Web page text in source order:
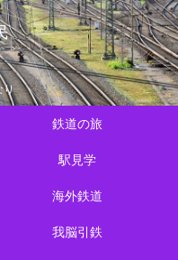
り
鉄道の旅
駅見学
海外鉄道
我脳引鉄